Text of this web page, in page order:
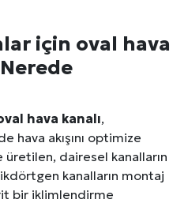
için oval hava
hava kanalı,
hava akışını optimize
dairesel kanalların
kanalların montaj
bir iklimlendirme